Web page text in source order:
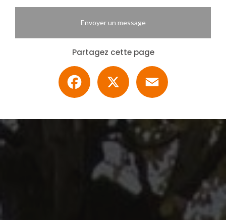
Envoyer un message
Partagez cette page
Facebook